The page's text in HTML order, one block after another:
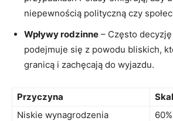
niepewnością polityczną czy
Wpływy rodzinne – Często
podejmuje się z powodu bliskich,
granicą i zachęcają do wyjazdu.
Przyczyna
Niskie wynagrodzenia
60%